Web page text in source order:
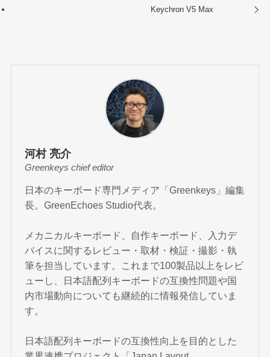
Keychron V5 Max
河村 亮介
Greenkeys chief editor
日本のキーボード専門メディア「Greenkeys」編集
長。GreenEchoes Studio代表。
メカニカルキーボード、自作キーボード、入力デ
バイスに関するレビュー・取材・検証・撮影・執
筆を担当しています。これまで100製品以上をレビ
ューし、日本語配列キーボードの互換性問題や国
内市場動向についても継続的に情報発信していま
す。
日本語配列キーボードの互換性向上を目的とした